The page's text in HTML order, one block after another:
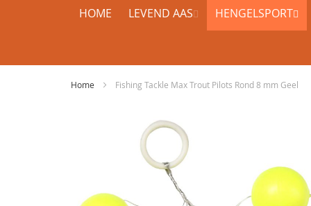
HOME LEVEND AAS HENGELSPORT
Home Fishing Tackle Max Trout Pilots Rond 8 mm Geel
afbeeldingen-